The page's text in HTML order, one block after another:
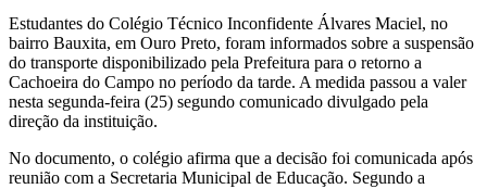
Estudantes do Colégio Técnico Inconfidente Álvares Maciel, no
bairro Bauxita, em Ouro Preto, foram informados sobre a suspensão
do transporte disponibilizado pela Prefeitura para o retorno a
Cachoeira do Campo no período da tarde. A medida passou a valer
nesta segunda-feira (25) segundo comunicado divulgado pela
direção da instituição.
No documento, o colégio afirma que a decisão foi comunicada após
reunião com a Secretaria Municipal de Educação. Segundo a